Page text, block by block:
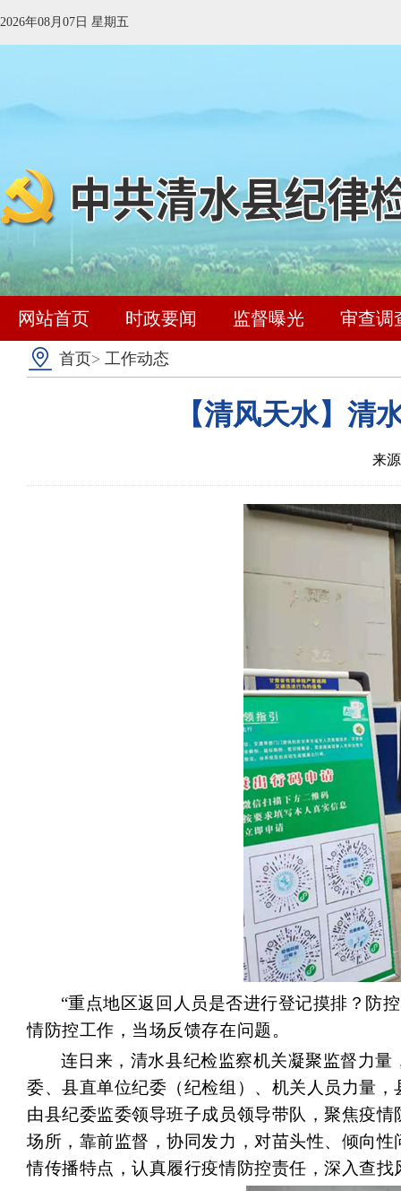
2026年08月07日 星期五
网站首页 时政要闻 监督曝光 审查调
首页> 工作动态
【清风天水】清
来
“重点地区返回人员是否进行登记摸排？防
情防控工作，当场反馈存在问题。
连日来，清水县纪检监察机关凝聚监督力
委、县直单位纪委（纪检组）、机关人员力量
由县纪委监委领导班子成员领导带队，聚焦疫
场所，靠前监督，协同发力，对苗头性、倾向
情传播特点，认真履行疫情防控责任，深入查